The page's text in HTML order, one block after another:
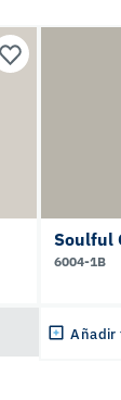
Soulful
6004-1B
Añadir